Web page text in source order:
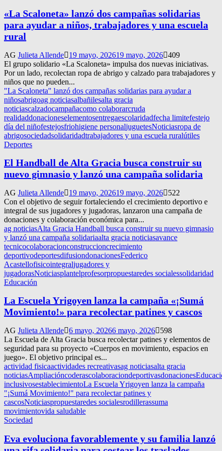
«La Scaloneta» lanzó dos campañas solidarias
para ayudar a niños, trabajadores y una escuela
rural
AG Julieta Allende 19 mayo, 202619 mayo, 2026 409
El grupo solidario «La Scaloneta» impulsa dos nuevas iniciativas.
Por un lado, recolectan ropa de abrigo y calzado para trabajadores y
niños que no pueden...
"La Scaloneta" lanzó dos campañas solidarias para ayudar a
niñosabrigoag noticiasalbañilesalta gracia
noticiascalzadocampañacomo colaborarcruda
realidaddonacioneselementosentregaescolaridadfecha limitefestejo
día del niñofestejosfriohigiene personaljuguetesNoticiasropa de
abrigosociedadsolidaridadtrabajadores y una escuela ruralútiles
Deportes
El Handball de Alta Gracia busca construir su
nuevo gimnasio y lanzó una campaña solidaria
AG Julieta Allende 19 mayo, 202619 mayo, 2026
522
Con el objetivo de seguir fortaleciendo el crecimiento deportivo e
integral de sus jugadores y jugadoras, lanzaron una campaña de
donaciones y colaboración económica para...
ag noticiasAlta Gracia Handball busca construir su nuevo gimnasio
y lanzó una campaña solidariaalta gracia noticiasavance
tecnicocolaboracionconstruccioncrecimiento
deportivodeportesdifusiondonacionesFederico
Acastellofisicointegraljugadores y
jugadorasNoticiasplantelprofesorpropuestaredes socialessolidaridad
Educación
La Escuela Yrigoyen lanza la campaña «¡Sumá
Movimiento!» para recolectar patines y cascos
AG Julieta Allende 6 mayo, 20266 mayo, 2026
598
La Escuela de Alta Gracia busca recolectar patines y elementos de
seguridad para su proyecto «Cuerpos en movimiento, espacios en
juego». El objetivo principal es...
actividad fisicaactividades recreativasag noticiasalta gracia
noticiasAmpliacióncoderascolaboraciondeportivasdonaciones
inclusivosestablecimientoLa Escuela Yrigoyen lanza la campaña
"¡Sumá Movimiento!" para recolectar patines y
cascosNoticiaspropuestaredes socialesrodillerassuma
movimientovida saludable
Sociedad
Eva evoluciona favorablemente y su familia lanzó